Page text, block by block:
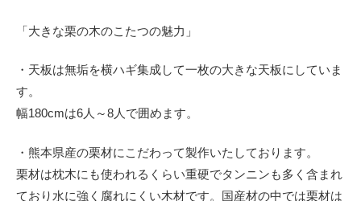
「大きな栗の木のこたつの魅力」
・天板は無垢を横ハギ集成して一枚の大きな天板にしていま
す。
幅180cmは6人～8人で囲めます。
・熊本県産の栗材にこだわって製作いたしております。
栗材は枕木にも使われるくらい重硬でタンニンも多く含まれ
ており水に強く腐れにくい木材です。国産材の中では栗材は